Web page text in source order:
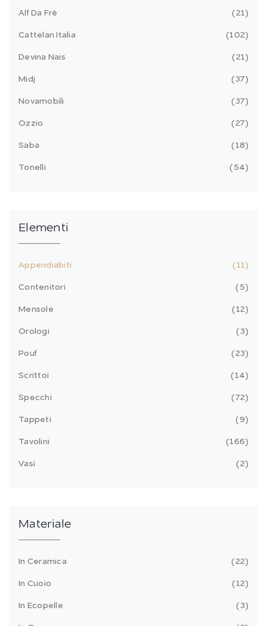
Alf Da Frè 21
Cattelan Italia 102
Devina Nais 21
Midj 37
Novamobili 37
Ozzio 27
Saba 18
Tonelli 54
Elementi
Appendiabiti 11
Contenitori 5
Mensole 12
Orologi 3
Pouf 23
Scrittoi 14
Specchi 72
Tappeti 9
Tavolini 166
Vasi 2
Materiale
In Ceramica 22
In Cuoio 12
In Ecopelle 3